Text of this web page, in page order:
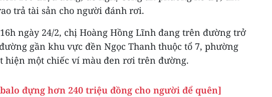
trả tài sản cho người đánh rơi.
ngày 24/2, chị Hoàng Hồng Lĩnh đang trên đường trở
gần khu vực đền Ngọc Thanh thuộc tổ 7, phường
hiện một chiếc ví màu đen rơi trên đường.
đựng hơn 240 triệu đồng cho người để quên]